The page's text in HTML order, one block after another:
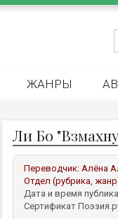
ЖАНРЫ
Ли Бо
Переводчик: Алёна
Отдел (рубрика,
Дата и время
Сертификат